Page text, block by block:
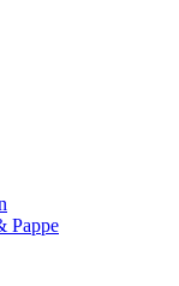
Pappe